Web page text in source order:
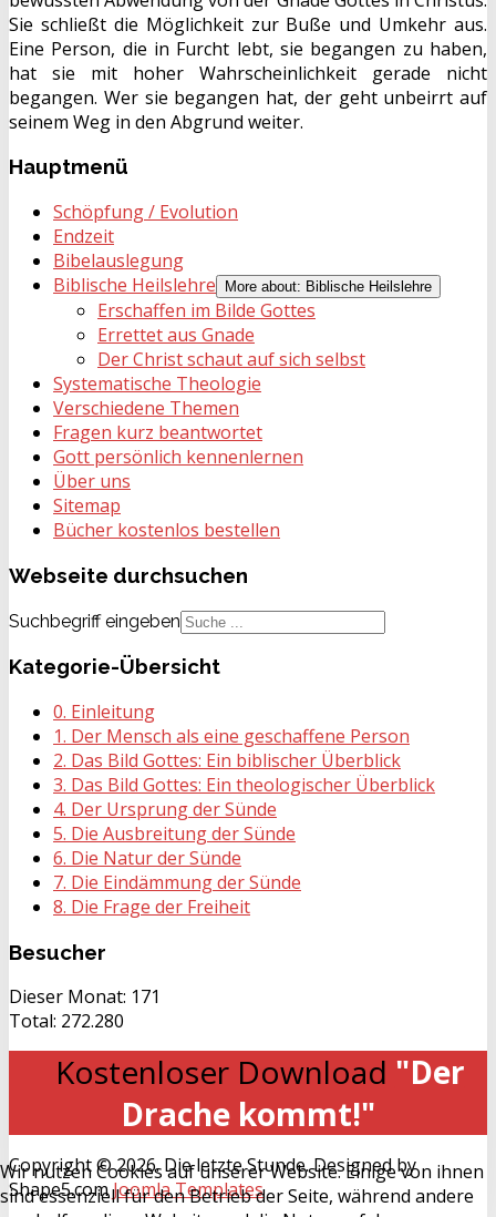
Sie schließt die Möglichkeit zur Buße und Umkehr aus.
Eine Person, die in Furcht lebt, sie begangen zu haben,
hat sie mit hoher Wahrscheinlichkeit gerade nicht
begangen. Wer sie begangen hat, der geht unbeirrt auf
seinem Weg in den Abgrund weiter.
Hauptmenü
Schöpfung / Evolution
Endzeit
Bibelauslegung
Biblische Heilslehre
More about: Biblische Heilslehre
Erschaffen im Bilde Gottes
Errettet aus Gnade
Der Christ schaut auf sich selbst
Systematische Theologie
Verschiedene Themen
Fragen kurz beantwortet
Gott persönlich kennenlernen
Über uns
Sitemap
Bücher kostenlos bestellen
Webseite durchsuchen
Suchbegriff eingeben
Kategorie-Übersicht
0. Einleitung
1. Der Mensch als eine geschaffene Person
2. Das Bild Gottes: Ein biblischer Überblick
3. Das Bild Gottes: Ein theologischer Überblick
4. Der Ursprung der Sünde
5. Die Ausbreitung der Sünde
6. Die Natur der Sünde
7. Die Eindämmung der Sünde
8. Die Frage der Freiheit
Besucher
Dieser Monat: 171
Total: 272.280
Kostenloser Download "Der
Drache kommt!"
Copyright © 2026. Die letzte Stunde. Designed by
Shape5.comJoomla Templates
Wir nutzen Cookies auf unserer Website. Einige von ihnen
sind essenziell für den Betrieb der Seite, während andere